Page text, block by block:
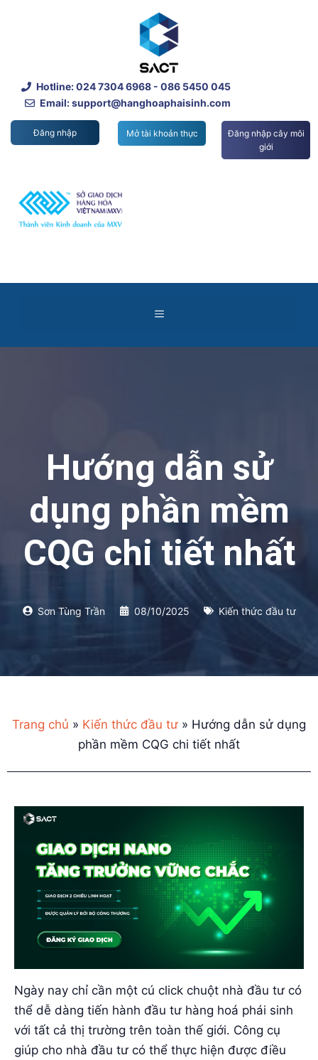
Hotline:024 7304 6968 - 086 5450 045
Email: support@hanghoaphaisinh.com
Đăng nhập Mở tài khoản thực
Đăng nhập cây môi
giới
Menu
Hướng dẫn sử
dụng phần mềm
CQG chi tiết nhất
Sơn Tùng Trần 08/10/2025 Kiến thức đầu tư
Trang chủ » Kiến thức đầu tư » Hướng dẫn sử dụng
phần mềm CQG chi tiết nhất
Ngày nay chỉ cần một cú click chuột nhà đầu tư có
thể dễ dàng tiến hành đầu tư hàng hoá phái sinh
với tất cả thị trường trên toàn thế giới. Công cụ
giúp cho nhà đầu tư có thể thực hiện được điều